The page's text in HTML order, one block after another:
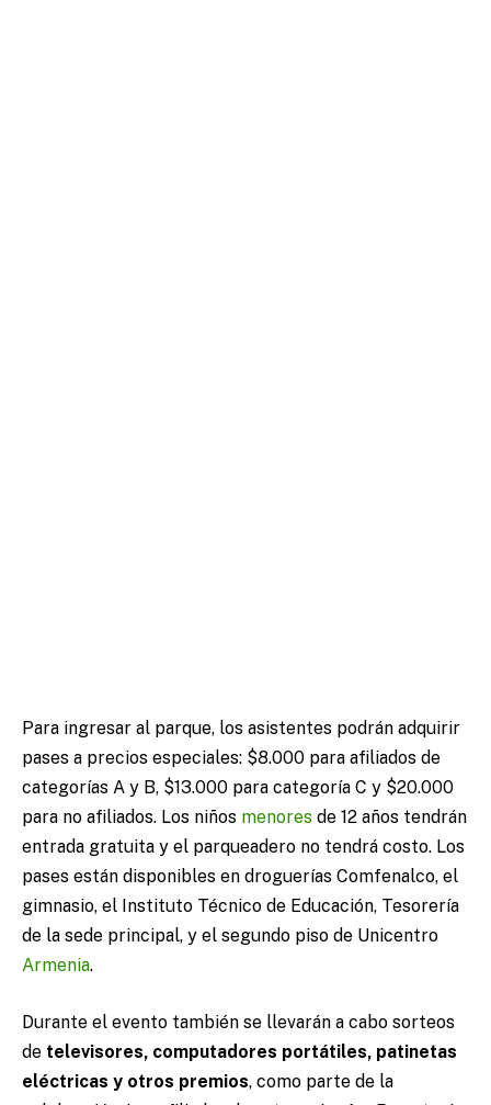
Para ingresar al parque, los asistentes podrán adquirir
pases a precios especiales: $8.000 para afiliados de
categorías A y B, $13.000 para categoría C y $20.000
para no afiliados. Los niños menores de 12 años tendrán
entrada gratuita y el parqueadero no tendrá costo. Los
pases están disponibles en droguerías Comfenalco, el
gimnasio, el Instituto Técnico de Educación, Tesorería
de la sede principal, y el segundo piso de Unicentro
Armenia.
Durante el evento también se llevarán a cabo sorteos
de televisores, computadores portátiles, patinetas
eléctricas y otros premios, como parte de la